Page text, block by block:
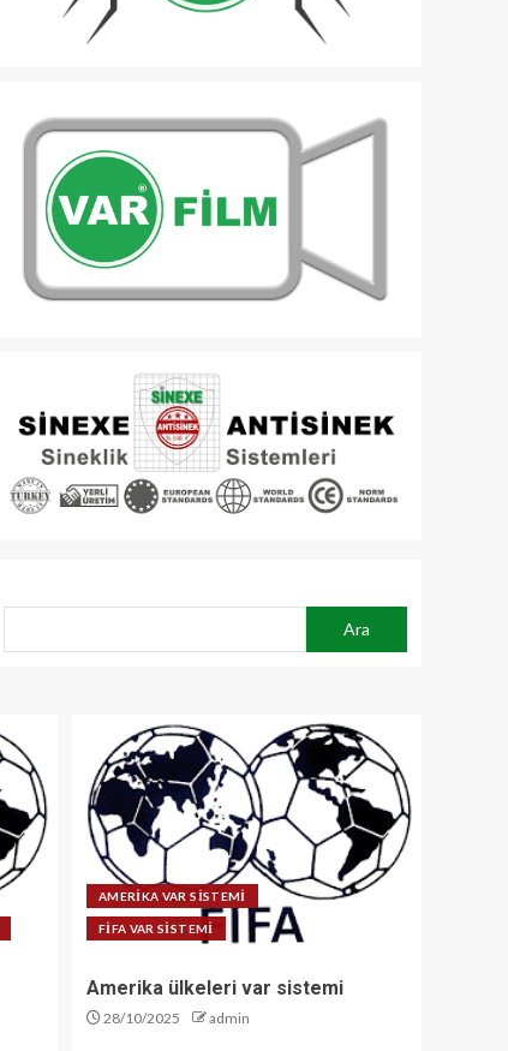
Ara
AMERİKA VAR SİSTEMİ
FİFA VAR SİSTEMİ
Amerika ülkeleri var sistemi
28/10/2025 admin